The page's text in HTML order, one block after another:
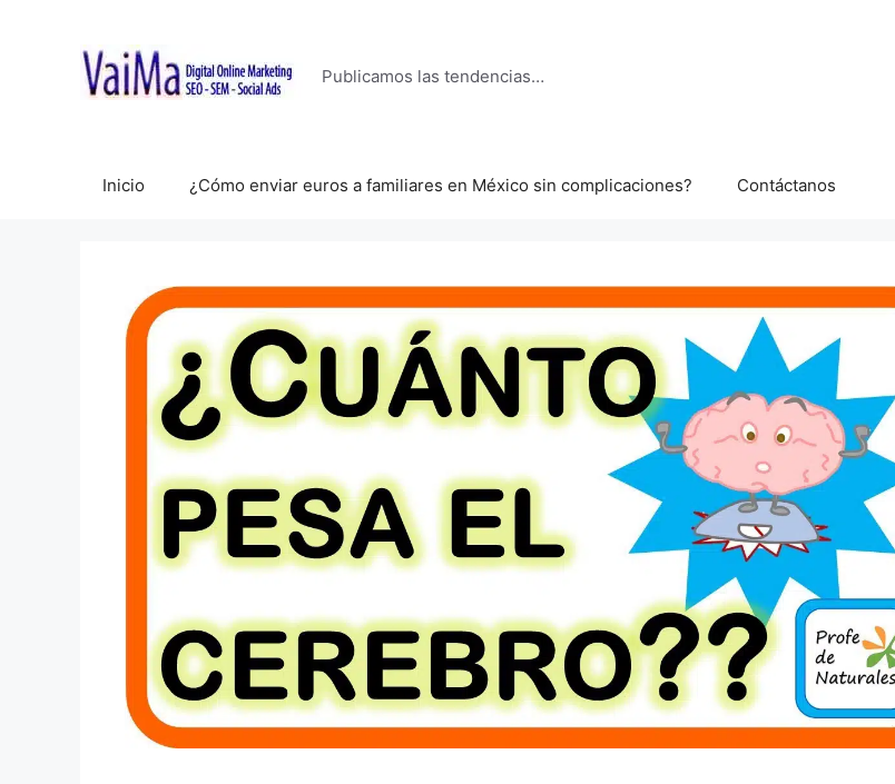
contenido
Publicamos las tendencias…
Inicio ¿Cómo enviar euros a familiares en México sin complicaciones? Contáctanos